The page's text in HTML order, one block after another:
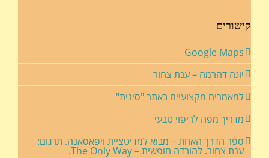
קישורים
Google Maps
יוגה דהרמה – ענת צחור
למאמרים מקצועיים באתר "סינית"
מדריך מפה לריפוי טבעי
ספר הדרך האחת – מבוא למדיטציית ויפאסאנה. תרגום:
ענת צחור. להורדה חופשית – The Only Way.